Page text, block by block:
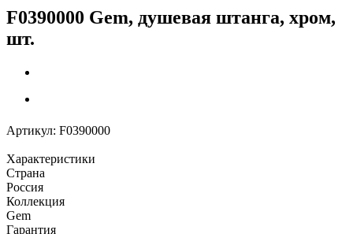
F0390000 Gem, душевая штанга, хром,
шт.
Артикул: F0390000
Характеристики
Страна
Россия
Коллекция
Gem
Гарантия